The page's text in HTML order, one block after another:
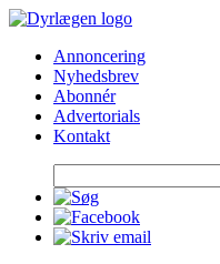
Skip
contentAnnoncering
Nyhedsbrev
Abonnér
Advertorials
Kontakt